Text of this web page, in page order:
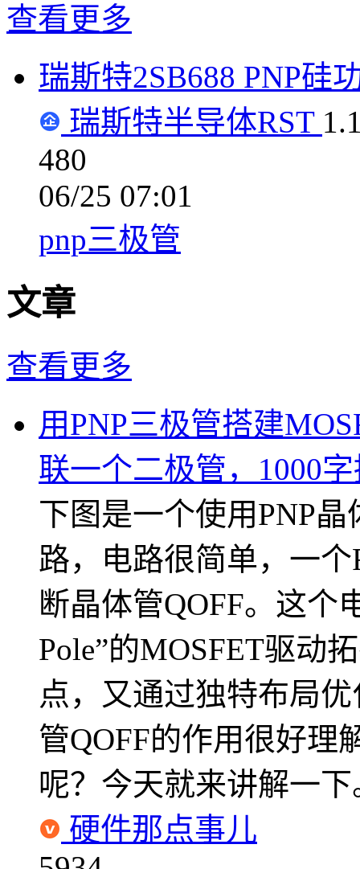
查看更多
瑞斯特2SB688 PNP硅
瑞斯特半导体RST
480
06/25 07:01
pnp三极管
文章
查看更多
用PNP三极管搭建
联一个二极管，1000
下图是一个使用PNP
路，电路很简单，一
断晶体管QOFF。这个
Pole”的MOSFET驱动
点，又通过独特布局
管QOFF的作用很好理
呢？今天就来讲解一下
硬件那点事儿